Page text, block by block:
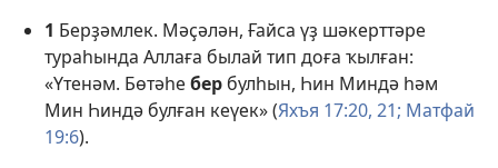
1 Берҙәмлек. Мәҫәлән, Ғайса үҙ шәкерттәре
тураһында Аллаға былай тип доға ҡылған:
«Үтенәм. Бөтәһе бербулһын, Һин Миндә һәм
Мин Һиндә булған кеүек» (Яхъя 17:20, 21; Матфай
19:6).